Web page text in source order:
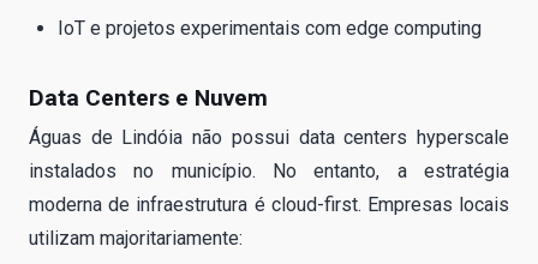
IoT e projetos experimentais com edge computing
Data Centers e Nuvem
Águas de Lindóia não possui data centers hyperscale
instalados no município. No entanto, a estratégia
moderna de infraestrutura é cloud-first. Empresas locais
utilizam majoritariamente: